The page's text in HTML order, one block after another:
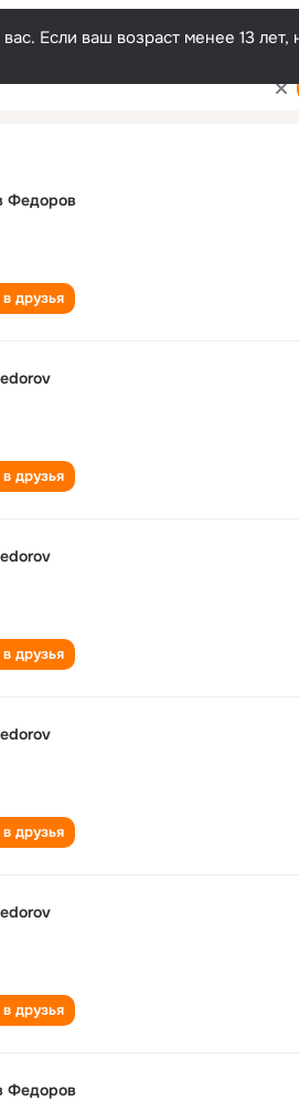
Если ваш возраст менее 13
Федоров
друзья
друзья
друзья
друзья
друзья
Федоров